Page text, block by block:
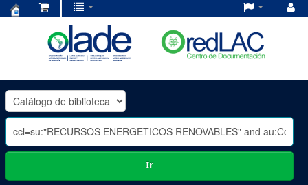
OLADE
-
Ir